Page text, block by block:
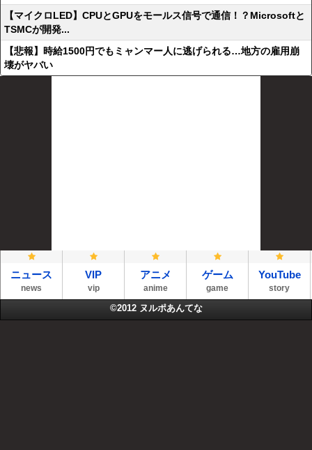
【マイクロLED】CPUとGPUをモールス信号で通信！？Microsoftと
TSMCが開発...
【悲報】時給1500円でもミャンマー人に逃げられる…地方の雇用崩
壊がヤバい
ニュース
news
VIP
vip
アニメ
anime
ゲーム
game
YouTube
story
©2012 ヌルポあんてな